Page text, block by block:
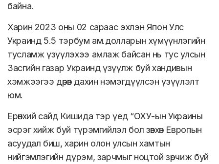
байна.
Харин 2023 оны 02 сараас эхлэн Япон Улс
Украинд 5.5 тэрбум ам.долларын хүмүүнлэгийн
тусламж үзүүлэхээ амлаж байсан нь тус улсын
Засгийн газар Украинд үзүүлж буй хандивын
хэмжээгээ дөрөв дахин нэмэгдүүлсэн үзүүлэлт
юм.
Ерөнхий сайд Кишида тэр үед “ОХУ-ын Украины
эсрэг хийж буй түрэмгийлэл бол зөвхөн Европын
асуудал биш, харин олон улсын хамтын
нийгэмлэгийн дүрэм, зарчмыг ноцтой зөрчиж буй